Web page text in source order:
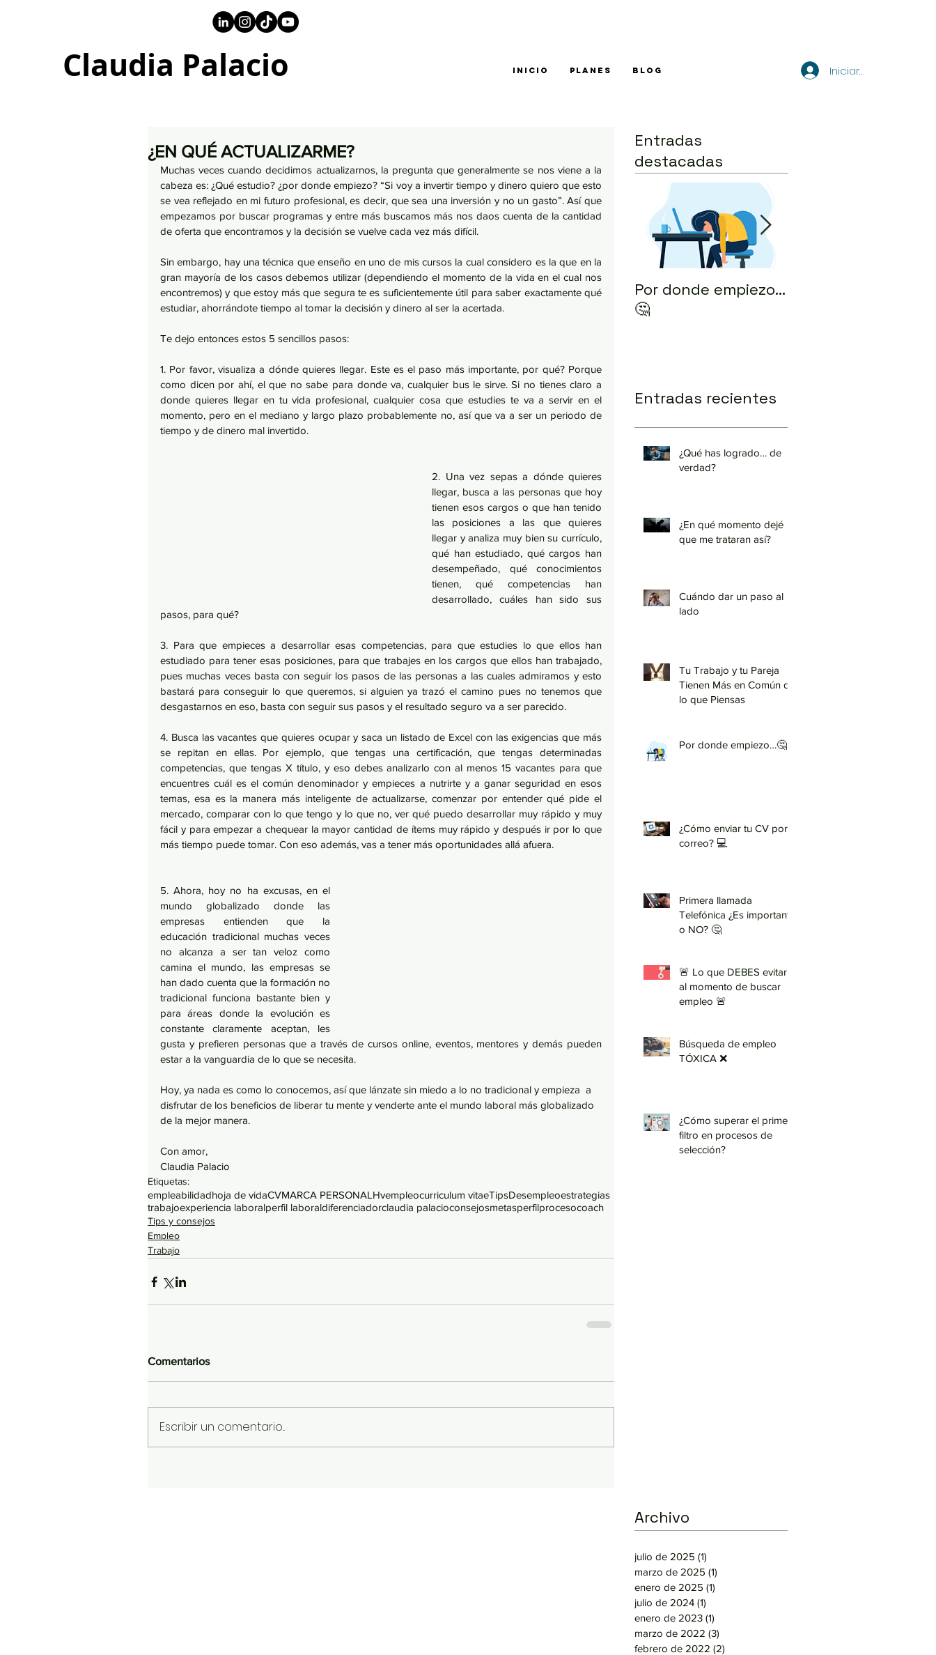
Claudia Palacio INICIO PLANES BLOG Iniciar sesión
¿EN QUÉ ACTUALIZARME?
Muchas veces cuando decidimos actualizarnos, la pregunta que generalmente se nos viene a la
cabeza es: ¿Qué estudio? ¿por donde empiezo? “Si voy a invertir tiempo y dinero quiero que esto
se vea reflejado en mi futuro profesional, es decir, que sea una inversión y no un gasto”. Así que
empezamos por buscar programas y entre más buscamos más nos daos cuenta de la cantidad
de oferta que encontramos y la decisión se vuelve cada vez más difícil.
Sin embargo, hay una técnica que enseño en uno de mis cursos la cual considero es la que en la
gran mayoría de los casos debemos utilizar (dependiendo el momento de la vida en el cual nos
encontremos) y que estoy más que segura te es suficientemente útil para saber exactamente qué
estudiar, ahorrándote tiempo al tomar la decisión y dinero al ser la acertada.
Te dejo entonces estos 5 sencillos pasos:
1. Por favor, visualiza a dónde quieres llegar. Este es el paso más importante, por qué? Porque
como dicen por ahí, el que no sabe para donde va, cualquier bus le sirve. Si no tienes claro a
donde quieres llegar en tu vida profesional, cualquier cosa que estudies te va a servir en el
momento, pero en el mediano y largo plazo probablemente no, así que va a ser un periodo de
tiempo y de dinero mal invertido.
2. Una vez sepas a dónde quieres
llegar, busca a las personas que hoy
tienen esos cargos o que han tenido
las posiciones a las que quieres
llegar y analiza muy bien su currículo,
qué han estudiado, qué cargos han
desempeñado, qué conocimientos
tienen, qué competencias han
desarrollado, cuáles han sido sus
pasos, para qué?
3. Para que empieces a desarrollar esas competencias, para que estudies lo que ellos han
estudiado para tener esas posiciones, para que trabajes en los cargos que ellos han trabajado,
pues muchas veces basta con seguir los pasos de las personas a las cuales admiramos y esto
bastará para conseguir lo que queremos, si alguien ya trazó el camino pues no tenemos que
desgastarnos en eso, basta con seguir sus pasos y el resultado seguro va a ser parecido.
4. Busca las vacantes que quieres ocupar y saca un listado de Excel con las exigencias que más
se repitan en ellas. Por ejemplo, que tengas una certificación, que tengas determinadas
competencias, que tengas X título, y eso debes analizarlo con al menos 15 vacantes para que
encuentres cuál es el común denominador y empieces a nutrirte y a ganar seguridad en esos
temas, esa es la manera más inteligente de actualizarse, comenzar por entender qué pide el
mercado, comparar con lo que tengo y lo que no, ver qué puedo desarrollar muy rápido y muy
fácil y para empezar a chequear la mayor cantidad de ítems muy rápido y después ir por lo que
más tiempo puede tomar. Con eso además, vas a tener más oportunidades allá afuera.
5. Ahora, hoy no ha excusas, en el
mundo globalizado donde las
empresas entienden que la
educación tradicional muchas veces
no alcanza a ser tan veloz como
camina el mundo, las empresas se
han dado cuenta que la formación no
tradicional funciona bastante bien y
para áreas donde la evolución es
constante claramente aceptan, les
gusta y prefieren personas que a través de cursos online, eventos, mentores y demás pueden
estar a la vanguardia de lo que se necesita.
Hoy, ya nada es como lo conocemos, así que lánzate sin miedo a lo no tradicional y empieza  a
disfrutar de los beneficios de liberar tu mente y venderte ante el mundo laboral más globalizado
de la mejor manera.
Con amor,
Claudia Palacio
Etiquetas:
empleabilidadhoja de vidaCVMARCA PERSONALHvempleocurriculum vitaeTipsDesempleoestrategias
trabajoexperiencia laboralperfil laboraldiferenciadorclaudia palacioconsejosmetasperfilprocesocoach
Tips y consejos
Empleo
Trabajo
Comentarios
Escribir un comentario...
Entradas
destacadas
Por donde empiezo…
🤔
Entradas recientes
¿Qué has logrado… de
verdad?
¿En qué momento dejé
que me trataran así?
Cuándo dar un paso al
lado
Tu Trabajo y tu Pareja
Tienen Más en Común de
lo que Piensas
Por donde empiezo…🤔
¿Cómo enviar tu CV por
correo? 💻
Primera llamada
Telefónica ¿Es importante
o NO? 🤔
🚨 Lo que DEBES evitar
al momento de buscar
empleo 🚨
Búsqueda de empleo
TÓXICA ❌
¿Cómo superar el primer
filtro en procesos de
selección?
Archivo
julio de 2025 (1)
marzo de 2025 (1)
enero de 2025 (1)
julio de 2024 (1)
enero de 2023 (1)
marzo de 2022 (3)
febrero de 2022 (2)